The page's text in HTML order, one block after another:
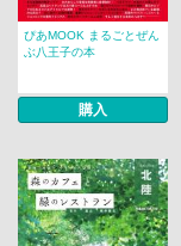
ぴあMOOK まるごとぜん
ぶ八王子の本
購入